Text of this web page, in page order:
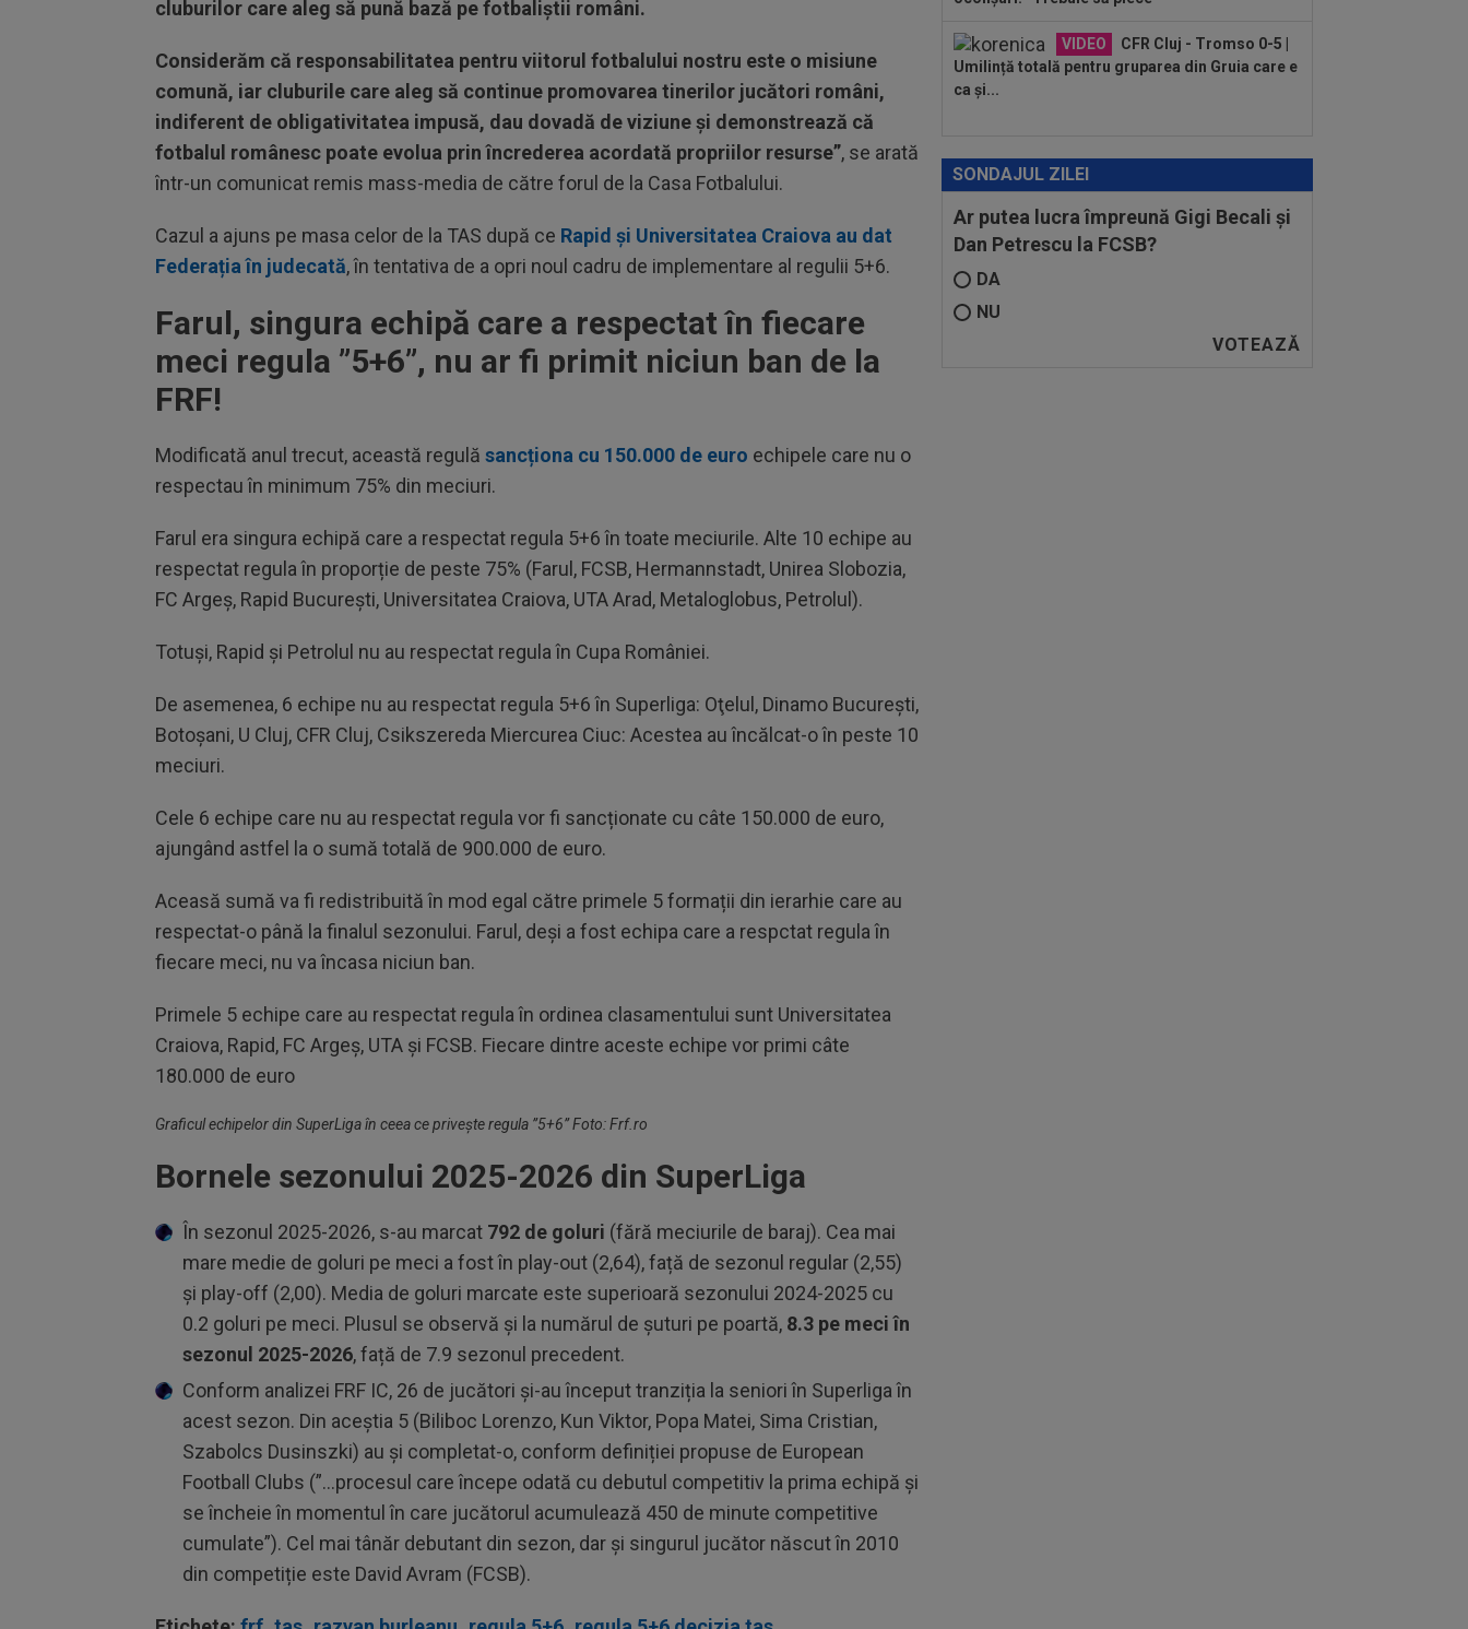
cluburilor care aleg să pună bază pe fotbaliștii români.
Considerăm că responsabilitatea pentru viitorul fotbalului nostru este o misiune
comună, iar cluburile care aleg să continue promovarea tinerilor jucători români,
indiferent de obligativitatea impusă, dau dovadă de viziune și demonstrează că
fotbalul românesc poate evolua prin încrederea acordată propriilor resurse”, se arată
într-un comunicat remis mass-media de către forul de la Casa Fotbalului.
Cazul a ajuns pe masa celor de la TAS după ce Rapid și Universitatea Craiova au dat
Federația în judecată, în tentativa de a opri noul cadru de implementare al regulii 5+6.
Farul, singura echipă care a respectat în fiecare
meci regula ”5+6”, nu ar fi primit niciun ban de la
FRF!
Modificată anul trecut, această regulă sancționa cu 150.000 de euro echipele care nu o
respectau în minimum 75% din meciuri.
Farul era singura echipă care a respectat regula 5+6 în toate meciurile. Alte 10 echipe au
respectat regula în proporție de peste 75% (Farul, FCSB, Hermannstadt, Unirea Slobozia,
FC Argeș, Rapid București, Universitatea Craiova, UTA Arad, Metaloglobus, Petrolul).
Totuși, Rapid și Petrolul nu au respectat regula în Cupa României.
De asemenea, 6 echipe nu au respectat regula 5+6 în Superliga: Oţelul, Dinamo Bucureşti,
Botoşani, U Cluj, CFR Cluj, Csikszereda Miercurea Ciuc: Acestea au încălcat-o în peste 10
meciuri.
Cele 6 echipe care nu au respectat regula vor fi sancționate cu câte 150.000 de euro,
ajungând astfel la o sumă totală de 900.000 de euro.
Aceasă sumă va fi redistribuită în mod egal către primele 5 formații din ierarhie care au
respectat-o până la finalul sezonului. Farul, deși a fost echipa care a respctat regula în
fiecare meci, nu va încasa niciun ban.
Primele 5 echipe care au respectat regula în ordinea clasamentului sunt Universitatea
Craiova, Rapid, FC Argeș, UTA și FCSB. Fiecare dintre aceste echipe vor primi câte
180.000 de euro
Graficul echipelor din SuperLiga în ceea ce privește regula ”5+6” Foto: Frf.ro
Bornele sezonului 2025-2026 din SuperLiga
În sezonul 2025-2026, s-au marcat 792 de goluri (fără meciurile de baraj). Cea mai
mare medie de goluri pe meci a fost în play-out (2,64), față de sezonul regular (2,55)
și play-off (2,00). Media de goluri marcate este superioară sezonului 2024-2025 cu
0.2 goluri pe meci. Plusul se observă și la numărul de șuturi pe poartă, 8.3 pe meci în
sezonul 2025-2026, față de 7.9 sezonul precedent.
Conform analizei FRF IC, 26 de jucători și-au început tranziția la seniori în Superliga în
acest sezon. Din aceștia 5 (Biliboc Lorenzo, Kun Viktor, Popa Matei, Sima Cristian,
Szabolcs Dusinszki) au și completat-o, conform definiției propuse de European
Football Clubs (”…procesul care începe odată cu debutul competitiv la prima echipă și
se încheie în momentul în care jucătorul acumulează 450 de minute competitive
cumulate”). Cel mai tânăr debutant din sezon, dar și singurul jucător născut în 2010
din competiție este David Avram (FCSB).
VIDEO
CFR Cluj - Tromso 0-5 |
Umilință totală pentru gruparea din Gruia care e
ca și...
SONDAJUL ZILEI
Ar putea lucra împreună Gigi Becali și
Dan Petrescu la FCSB?
DA
NU